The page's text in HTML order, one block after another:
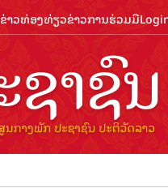
ຂ່າວທ່ອງທ່ຽວຂ່າວການຮ່ວມມື